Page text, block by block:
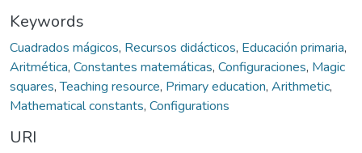
Keywords
Cuadrados mágicos, Recursos didácticos, Educación primaria,
Aritmética, Constantes matemáticas, Configuraciones, Magic
squares,Teaching resource, Primary education, Arithmetic,
Mathematical constants, Configurations
URI